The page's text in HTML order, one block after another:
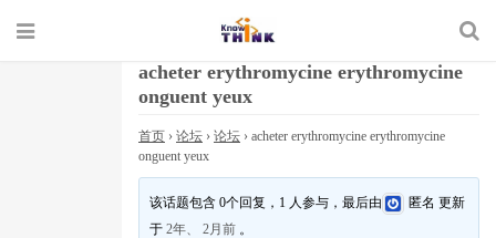
acheter erythromycine erythromycine
onguent yeux
首页 › 论坛 › 论坛 › acheter erythromycine erythromycine
onguent yeux
该话题包含 0个回复，1 人参与，最后由 匿名 更新
于2年、 2月前 。